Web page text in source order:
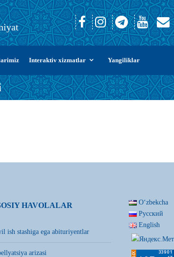
Interaktiv xizmatlar Yangiliklar
HAVOLALAR
ish stashiga ega abituriyentlar
arizasi
Oʻzbekcha
Русский
English